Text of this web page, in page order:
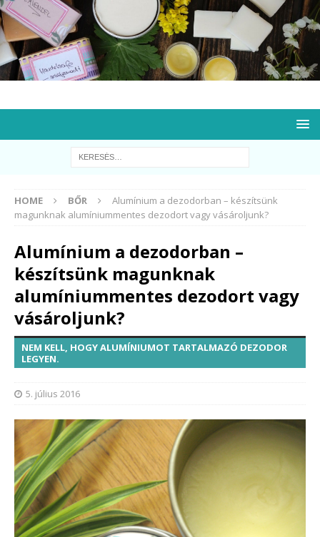
HOME BŐR
Alumínium a dezodorban – készítsünk
magunknak alumíniummentes dezodort vagy vásároljunk?
Alumínium a dezodorban –
készítsünk magunknak
alumíniummentes dezodort vagy
vásároljunk?
NEM KELL, HOGY ALUMÍNIUMOT TARTALMAZÓ DEZODOR
LEGYEN.
5. július 2016